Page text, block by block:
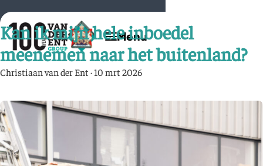
Kan ik mijn hele inboedel
meenemen naar het buitenland?
Christiaan van der Ent·10 mrt 2026